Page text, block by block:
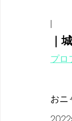
|
｜
プロ
おニ